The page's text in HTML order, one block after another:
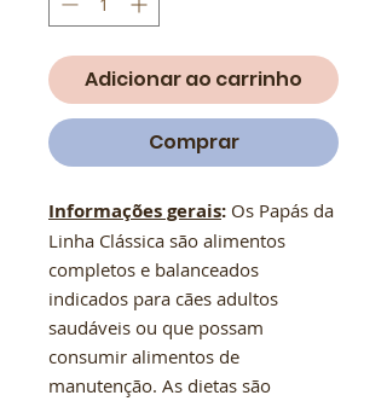
Adicionar ao carrinho
Comprar
Informações gerais: Os Papás da
Linha Clássica são alimentos
completos e balanceados
indicados para cães adultos
saudáveis ou que possam
consumir alimentos de
manutenção. As dietas são